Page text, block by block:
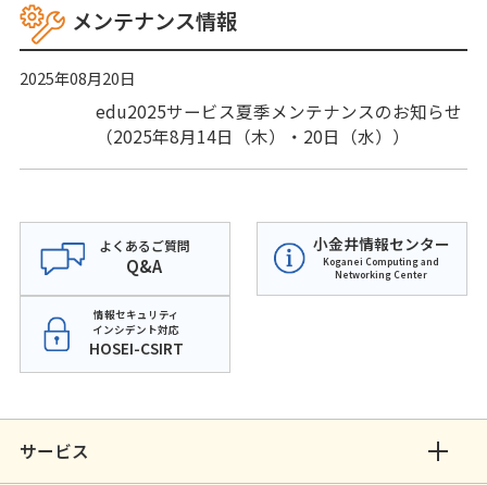
メンテナンス情報
2025年08月20日
edu2025サービス夏季メンテナンスのお知らせ
（2025年8月14日（木）・20日（水））
よくあるご質問
Q&A
小金井情報センター
Koganei Computing and
Networking Center
情報セキュリティ
インシデント対応
HOSEI-CSIRT
サービス